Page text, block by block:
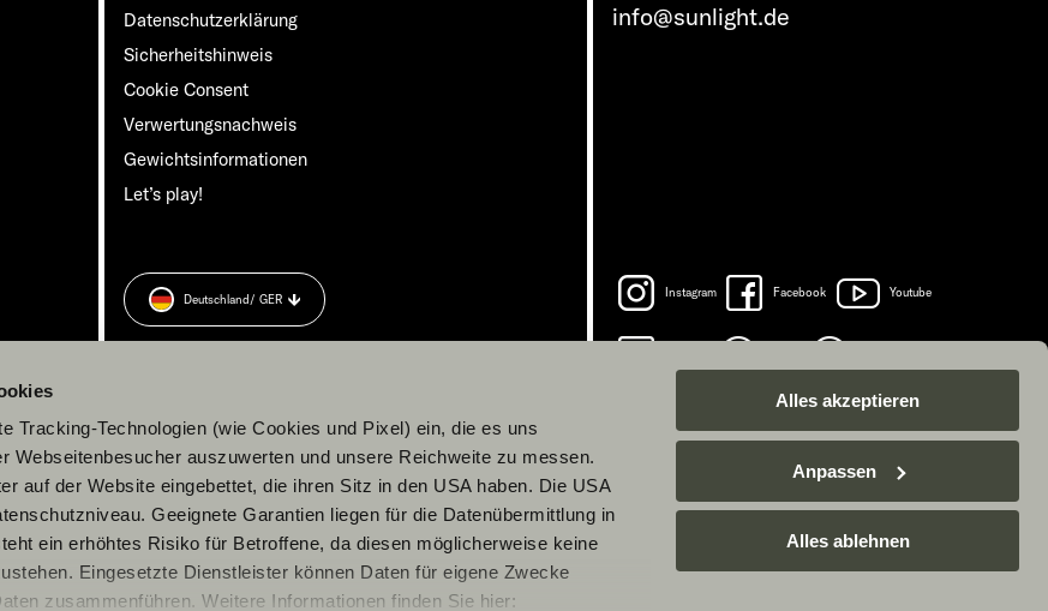
Tracking-Technologien (wie Cookies und Pixel) ein, die es uns
Webseitenbesucher auszuwerten und unsere Reichweite zu messen.
auf der Website eingebettet, die ihren Sitz in den USA haben. Die USA
Geeignete Garantien liegen für die Datenübermittlung in
ein erhöhtes Risiko für Betroffene, da diesen möglicherweise keine
Eingesetzte Dienstleister können Daten für eigene Zwecke
zusammenführen. Weitere Informationen finden Sie hier:
Alles akzeptieren
Anpassen
Alles ablehnen
info@sunlight.de
Datenschutzerklärung
Sicherheitshinweis
Cookie Consent
Verwertungsnachweis
Gewichts­informationen
Let’s play!
Instagram Facebook Youtube
Deutschland/ GER